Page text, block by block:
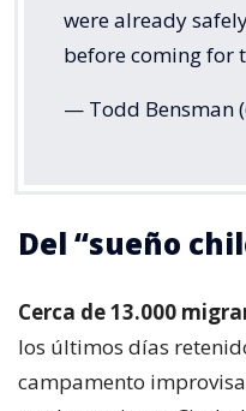
were already
before coming for
— Todd Bensman
Del “sueño
Cerca de 13.000
los últimos días
campamento